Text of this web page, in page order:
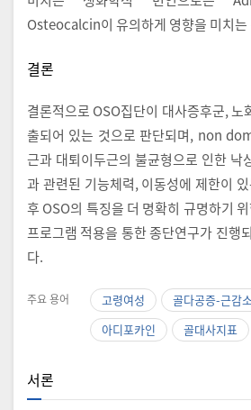
Osteocalcin이 유의하게 영향을 미치는
결론
결론적으로 OSO집단이 대사증후군, 노
출되어 있는 것으로 판단되며, non
근과 대퇴이두근의 불균형으로 인한 낙
과 관련된 기능체력, 이동성에 제한이
후 OSO의 특징을 더 명확히 규명하기
프로그램 적용을 통한 종단연구가 진행
다.
주요 용어 고령여성 골다공증-근감
아디포카인
골대사지표
서론